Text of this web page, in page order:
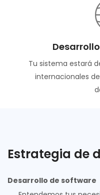
Tu sistema estará
internacionales
Estrategia de
Desarrollo de software